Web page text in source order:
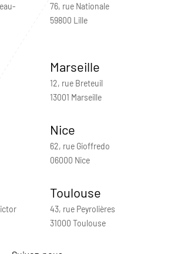
76, rue Nationale
59800 Lille
Marseille
12, rue Breteuil
13001 Marseille
Nice
62, rue Gioffredo
06000 Nice
Toulouse
43, rue Peyrolières
31000 Toulouse